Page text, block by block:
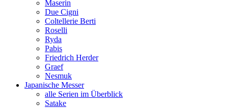
Maserin
Due Cigni
Coltellerie Berti
Roselli
Ryda
Pabis
Friedrich Herder
Graef
Nesmuk
Japanische Messer
alle Serien im Überblick
Satake